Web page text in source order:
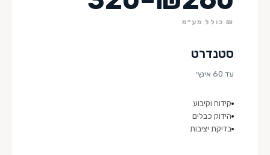
₪ כולל מע״מ
סטנדרט
עד 60 אינץ׳
קידוח וקיבוע
הידוק כבלים
בדיקת יציבות